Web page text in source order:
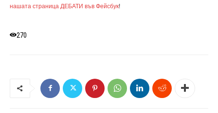
нашата страница ДЕБАТИ във Фейсбук!
270